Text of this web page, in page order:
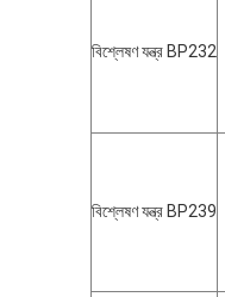
বিশ্লেষণ যন্ত্র BP232
বিশ্লেষণ যন্ত্র BP239